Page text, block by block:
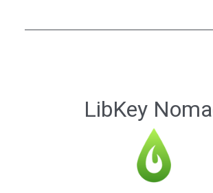
LibKey